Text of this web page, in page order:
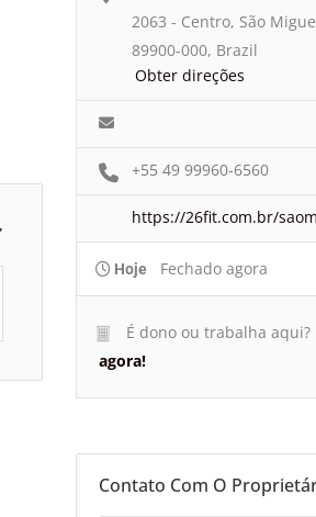
2063 - Centro, São
89900-000, Brazil
Obter direções
+55 49 99960-6560
https://26fit.com.br/
Hoje Fechado agora
É dono ou trabalha aqui?
agora!
Contato Com O